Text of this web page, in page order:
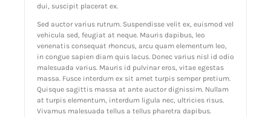
dui, suscipit placerat ex.
Sed auctor varius rutrum. Suspendisse velit ex, euismod vel
vehicula sed, feugiat at neque. Mauris dapibus, leo
venenatis consequat rhoncus, arcu quam elementum leo,
in congue sapien diam quis lacus. Donec varius nisl id odio
malesuada varius. Mauris id pulvinar eros, vitae egestas
massa. Fusce interdum ex sit amet turpis semper pretium.
Quisque sagittis massa at ante auctor dignissim. Nullam
at turpis elementum, interdum ligula nec, ultricies risus.
Vivamus malesuada tellus a tellus pharetra dapibus.